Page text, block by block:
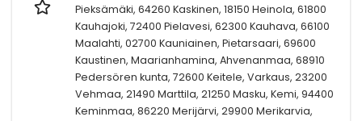
Pieksämäki, 64260 Kaskinen, 18150 Heinola, 61800
Kauhajoki, 72400 Pielavesi, 62300 Kauhava, 66100
Maalahti, 02700 Kauniainen, Pietarsaari, 69600
Kaustinen, Maarianhamina, Ahvenanmaa, 68910
Pedersören kunta, 72600 Keitele, Varkaus, 23200
Vehmaa, 21490 Marttila, 21250 Masku, Kemi, 94400
Keminmaa, 86220 Merijärvi, 29900 Merikarvia,